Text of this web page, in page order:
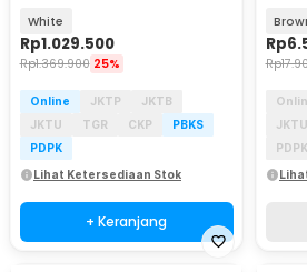
White
Rp1.029.500
Rp1.369.900 25%
Online JKTP
JKTB
JKTU
TGR CKP
PBKS
PDPK
Lihat Ketersediaan Stok
+ Keranjang
Rp
Rp
JKTU
PDPK